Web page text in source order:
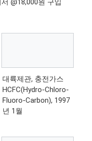
대륙제관, 충전가스
HCFC(Hydro-Chloro-
Fluoro-Carbon), 1997
년 1월